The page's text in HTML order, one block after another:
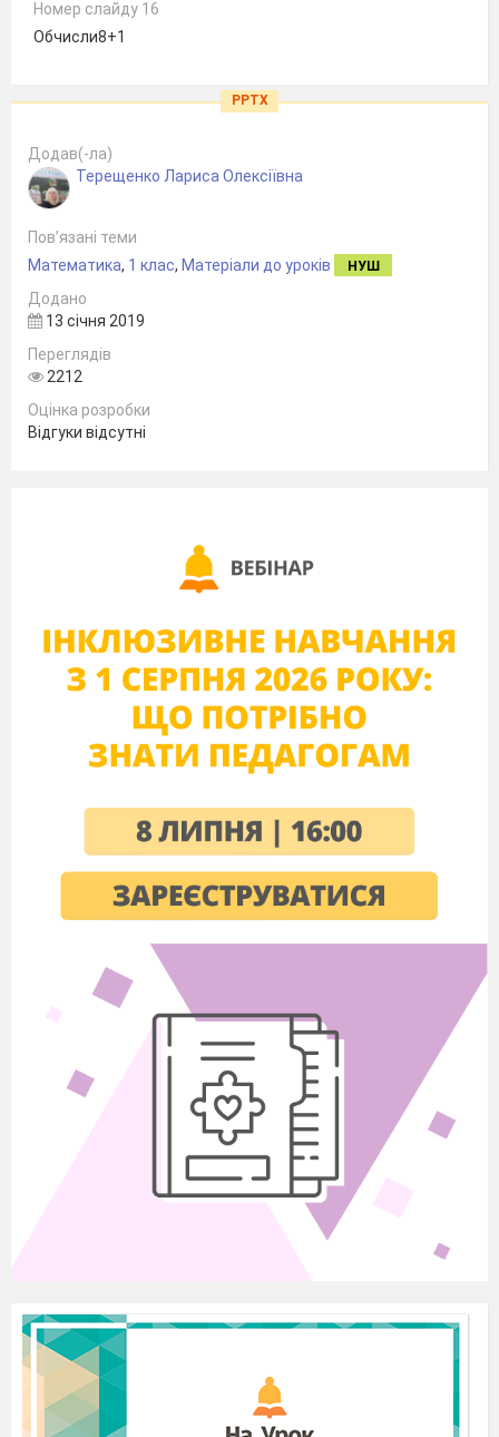
Номер слайду 16
Обчисли8+1
PPTX
Додав(-ла)
Терещенко Лариса Олексіївна
Пов’язані теми
Математика, 1 клас, Матеріали до уроків НУШ
Додано
13 січня 2019
Переглядів
2212
Оцінка розробки
Відгуки відсутні